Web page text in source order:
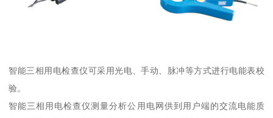
智能三相用电检查仪可采用光电、手动、脉冲等方式进行电能表校
验。
智能三相用电检查仪测量分析公用电网供到用户端的交流电能质